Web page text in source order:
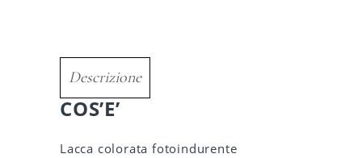
Descrizione
COS’E’
Lacca colorata fotoindurente